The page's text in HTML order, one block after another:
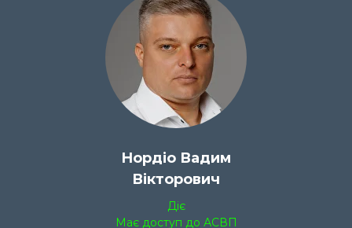
Нордіо Вадим
Вікторович
Діє
Має доступ до АСВП